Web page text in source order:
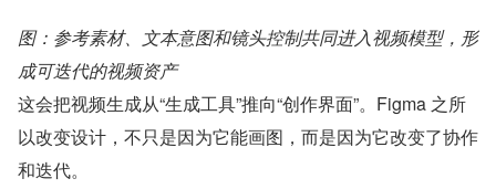
图：参考素材、文本意图和镜头控制共同进入视频模型，形
成可迭代的视频资产
这会把视频生成从“生成工具”推向“创作界面”。Figma 之所
以改变设计，不只是因为它能画图，而是因为它改变了协作
和迭代。